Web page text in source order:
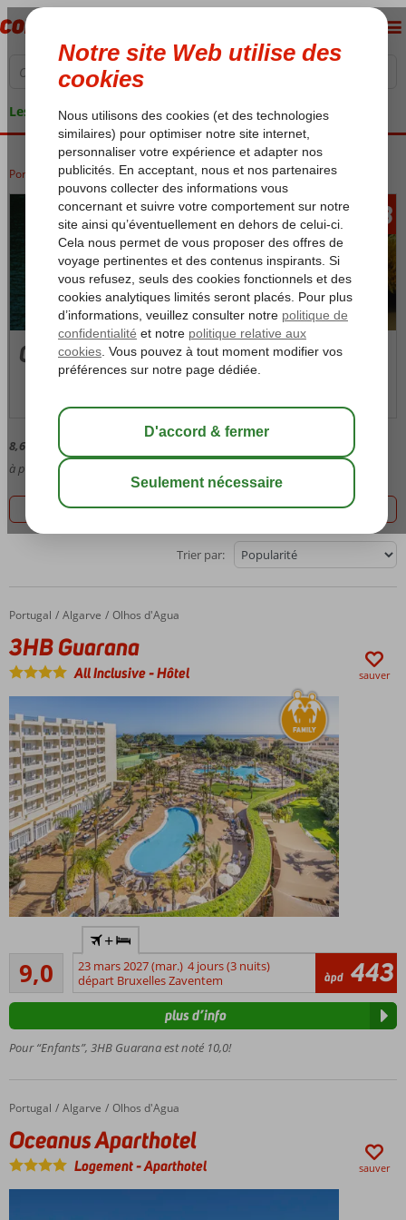
Les garanties de vacances
Portugal Algarve Algarve Olhos d'Agua
àpd 203
Olhos d'Agua
8,6 Moyenne des évaluations,
à partir de
Filtrez les 7 offres
Trier par:
Accueil
Portugal Algarve Olhos d'Agua
3HB Guarana
3HB Guarana
All Inclusive-Hôtel sauver
All
Inclusive
Séjour
toute
Proche
de l'une
des plus
belles
plages
9,0Excellente
20
commentaires
+
23 mars 2027 (mar.) 4 jours (3 nuits)
départ Bruxelles Zaventem
àpd 443
Pour “Enfants”, 3HB Guarana est noté 10,0!
plus d’info
Accueil
Portugal Algarve Olhos d'Agua
Oceanus Aparthotel
Oceanus Aparthotel
Logement-Aparthotel sauver